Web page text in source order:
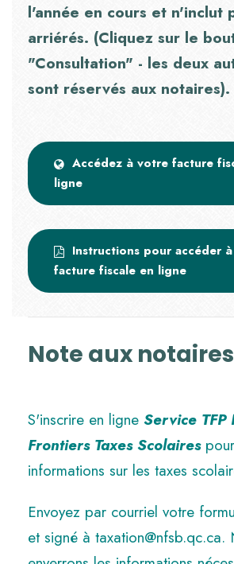
l'année en cours et n'inclut
arriérés. (Cliquez sur le
"Consultation" - les deux
sont réservés aux notaires).
Accédez à votre facture
ligne
Instructions pour accéder
facture fiscale en ligne
Note aux notaires
S'inscrire en ligne Service TFP
Frontiers Taxes Scolaires
informations sur les taxes
Envoyez par courriel votre
et signé à taxation@nfsb.qc.ca.